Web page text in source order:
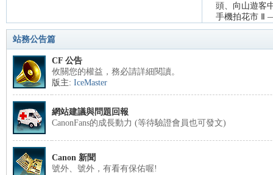
頭、向山遊客
手機拍花市 Ⅱ
站務公告篇
CF 公告
攸關您的權益，務必請詳細閱讀。
版主: IceMaster
網站建議與問題回報
CanonFans的成長動力 (等待驗證會員也可發文)
Canon 新聞
號外、號外，有看有保佑喔!